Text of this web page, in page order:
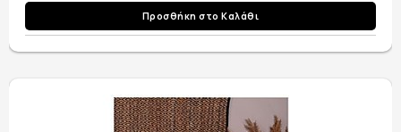
Προσθήκη στο Καλάθι